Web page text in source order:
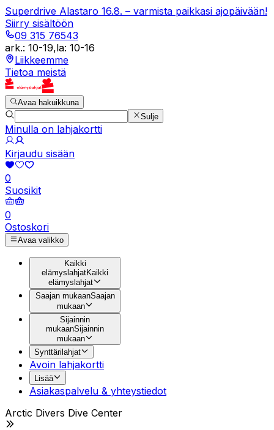
Superdrive Alastaro 16.8. – varmista paikkasi ajopäivään!
Siirry sisältöön
09 315 76543
ark.: 10-19,la: 10-16
Liikkeemme
Tietoa meistä
Avaa hakuikkuna
Sulje
Minulla on lahjakortti
Kirjaudu sisään
0
Suosikit
0
Ostoskori
Avaa valikko
Kaikki
elämyslahjatKaikki
elämyslahjat
Saajan mukaanSaajan
mukaan
Sijainnin
mukaanSijainnin
mukaan
Synttärilahjat
Avoin lahjakortti
Lisää
Asiakaspalvelu & yhteystiedot
Arctic Divers Dive Center